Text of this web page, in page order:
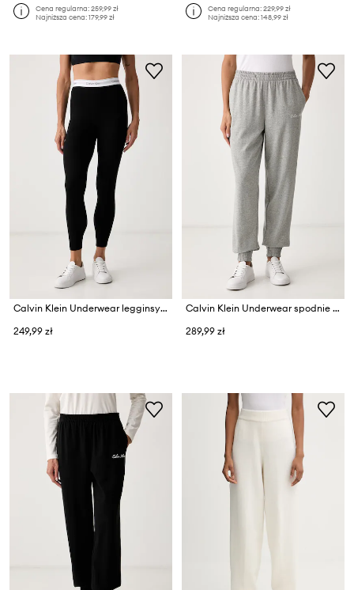
Cena regularna:259,99 zł
Najniższa cena:179,99 zł
Cena regularna:229,99 zł
Najniższa cena:148,99 zł
Calvin Klein Underwear legginsy damskie
249,99 zł
Calvin Klein Underwear spodnie lounge damskie bawełniane
289,99 zł